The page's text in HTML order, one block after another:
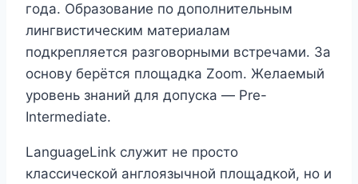
года. Образование по дополнительным
лингвистическим материалам
подкрепляется разговорными встречами. За
основу берётся площадка Zoom. Желаемый
уровень знаний для допуска — Pre-
Intermediate.
LanguageLink служит не просто
классической англоязычной площадкой, но и